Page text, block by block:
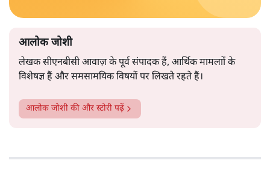
आलोक जोशी
लेखक सीएनबीसी आवाज़ के पूर्व संपादक हैं, आर्थिक मामलाों के
विशेषज्ञ हैं और समसामयिक विषयों पर लिखते रहते हैं।
आलोक जोशी की और स्टोरी पढ़ें